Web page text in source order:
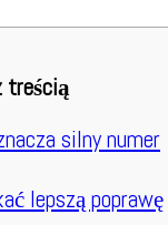
treścią
silny numer
lepszą poprawę